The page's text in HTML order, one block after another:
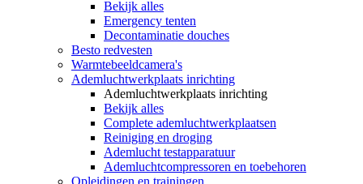
Bekijk alles
Emergency tenten
Decontaminatie douches
Besto redvesten
Warmtebeeldcamera's
Ademluchtwerkplaats inrichting
Ademluchtwerkplaats inrichting
Bekijk alles
Complete ademluchtwerkplaatsen
Reiniging en droging
Ademlucht testapparatuur
Ademluchtcompressoren en toebehoren
Opleidingen en trainingen